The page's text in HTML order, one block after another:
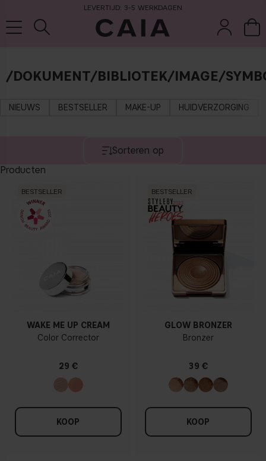
LEVERTIJD: 3-5 WERKDAGEN
/DOKUMENT/BIBLIOTEK/IMAGE/
NIEUWS BESTSELLER MAKE-UP HUIDVERZORGING
Sorteren op
Producten
BESTSELLER
WAKE ME UP CREAM
Color Corrector
29 €
KOOP
BESTSELLER
GLOW BRONZER
Bronzer
39 €
KOOP